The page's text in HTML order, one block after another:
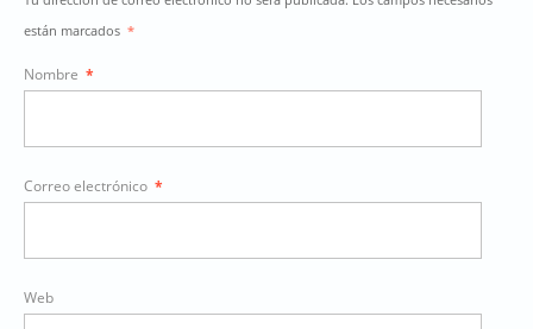
están marcados *
Nombre *
Correo electrónico *
Web